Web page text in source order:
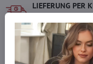
LIEFERUNG PER
Schnell und direkt
SICHERE
Gesicherte Online-
Ware auf Lager